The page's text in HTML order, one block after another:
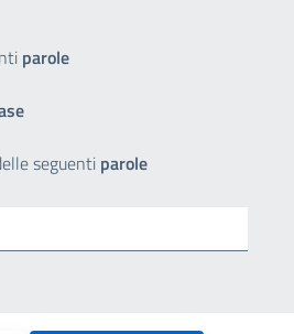
parole
seguenti parole